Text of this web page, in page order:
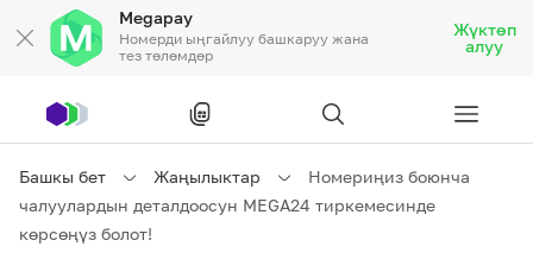
Megapay
Номерди ыңгайлуу башкаруу жана
тез төлөмдөр
Жүктөп
алуу
Жеке кардарларга
Башкы бет Жаңылыктар
Номериңиз боюнча
чалуулардын деталдоосун MEGA24 тиркемесинде
көрсөңүз болот!